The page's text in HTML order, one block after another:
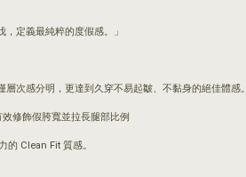
定義最純粹的度假感。」
次感分明，更達到久穿不易起皺、不黏身的絕佳體感。
修飾假胯寬並拉長腿部比例
的 Clean Fit 質感。